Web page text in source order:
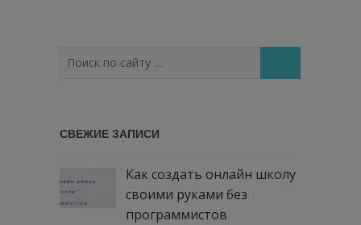
по
СВЕЖИЕ ЗАПИСИ
Как создать онлайн школу
своими руками без
программистов